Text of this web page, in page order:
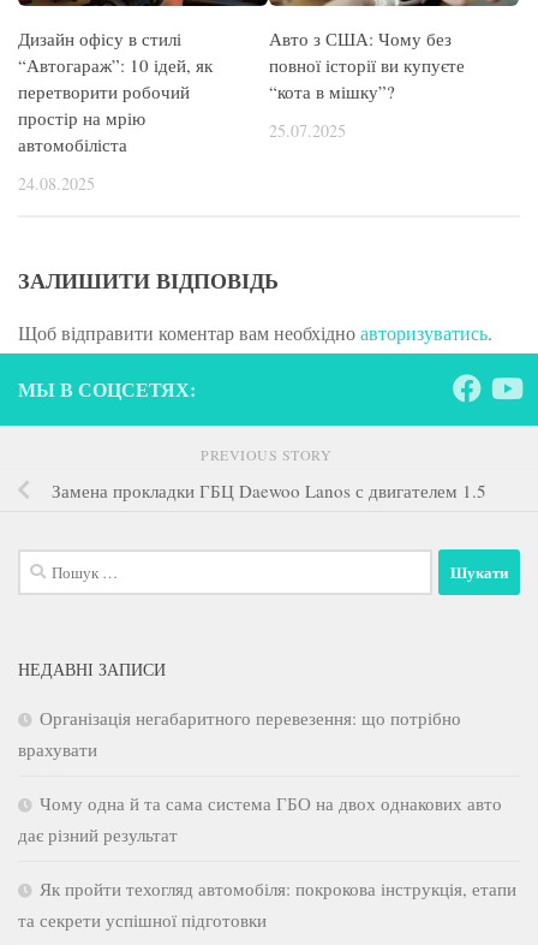
Дизайн офісу в стилі
“Автогараж”: 10 ідей, як
перетворити робочий
простір на мрію
автомобіліста
24.08.2025
Авто з США: Чому без
повної історії ви купуєте
“кота в мішку”?
25.07.2025
ЗАЛИШИТИ ВІДПОВІДЬ
Щоб відправити коментар вам необхідноавторизуватись.
МЫ В СОЦСЕТЯХ:
PREVIOUS STORY
Замена прокладки ГБЦ Daewoo Lanos с двигателем 1.5
Пошук:
НЕДАВНІ ЗАПИСИ
Організація негабаритного перевезення: що потрібно
врахувати
Чому одна й та сама система ГБО на двох однакових авто
дає різний результат
Як пройти техогляд автомобіля: покрокова інструкція, етапи
та секрети успішної підготовки